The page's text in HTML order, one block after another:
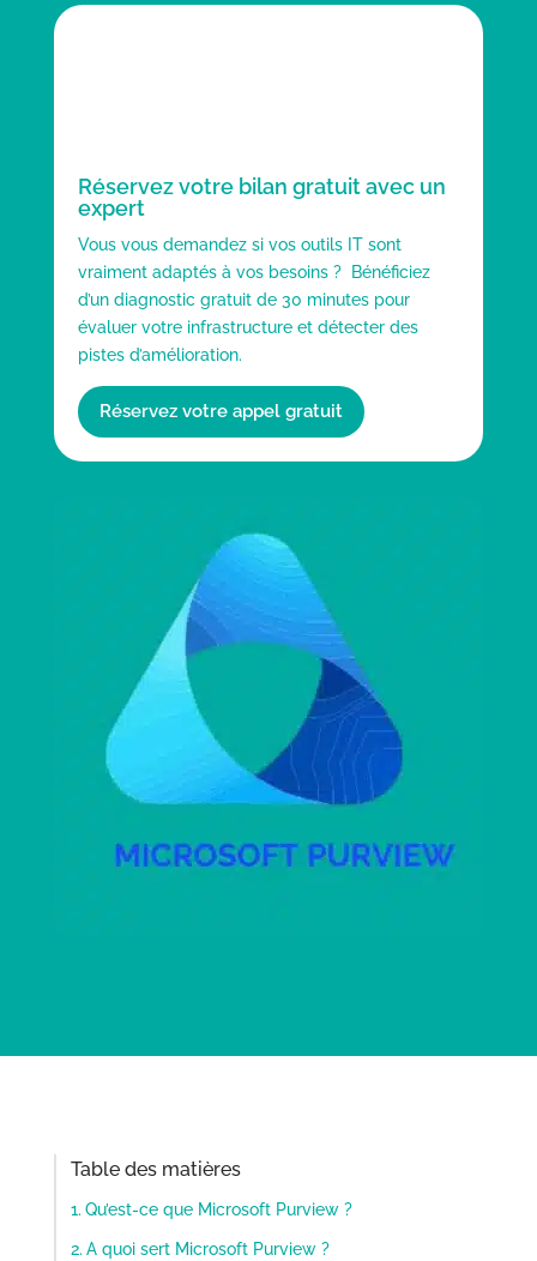
Réservez votre bilan gratuit avec un
expert
Vous vous demandez si vos outils IT sont
vraiment adaptés à vos besoins ? Bénéficiez
d’un diagnostic gratuit de 30 minutes pour
évaluer votre infrastructure et détecter des
pistes d’amélioration.
Réservez votre appel gratuit
Table des matières
Qu’est-ce que Microsoft Purview ?
A quoi sert Microsoft Purview ?